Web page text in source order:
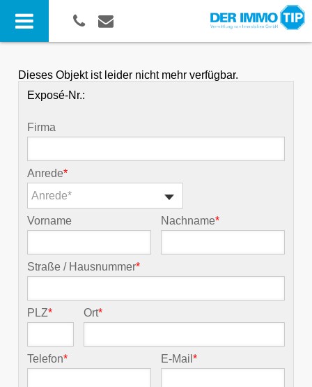
Dieses Objekt ist leider nicht mehr verfügbar.
Exposé-Nr.:
Firma
Anrede*
Anrede*
Vorname Nachname*
Straße / Hausnummer*
PLZ* Ort*
Telefon* E-Mail*